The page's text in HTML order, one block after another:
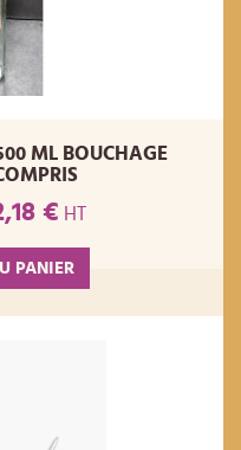
ML BOUCHAGE
€ HT
PANIER